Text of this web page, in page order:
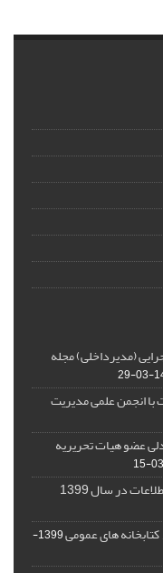
(مدیرداخلی) مجله
با انجمن علمی مدیریت
عضو هیات تحریریه
در سال 1399
کتابخانه های عمومی
1399-